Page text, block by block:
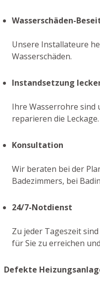
Wasserschäden-
Unsere Installateure
Wasserschäden.
Instandsetzung
Ihre Wasserrohre sind
reparieren die Leckage.
Konsultation
Wir beraten bei der
Badezimmers, bei
24/7-Notdienst
Zu jeder Tageszeit
für Sie zu erreichen
Defekte